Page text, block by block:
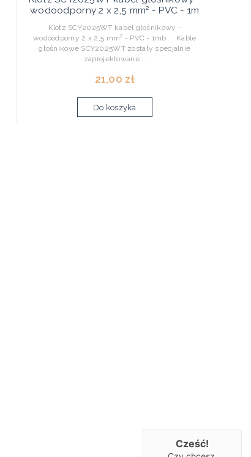
wodoodporny 2 x 2,5 mm² - PVC - 1m
Klotz SCY2025WT kabel głośnikowy -
wodoodporny 2 x 2,5 mm² - PVC - 1mb Kable
głośnikowe SCY2025WT zostały specjalnie
zaprojektowane...
21,00 zł
Do koszyka
Cześć!